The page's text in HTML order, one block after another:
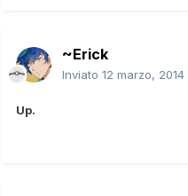
~Erick
Inviato 12 marzo, 2014
Up.